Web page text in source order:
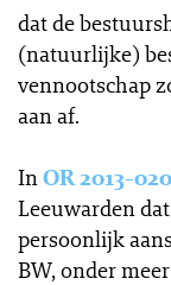
dat de
(natuurlijke)
vennootschap
aan af.
InOR 2013-
Leeuwarden
persoonlijk
BW, onder